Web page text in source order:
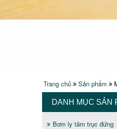
Trang chủ Sản phẩm
DANH MỤC SẢN
Bơm ly tâm trục đứng